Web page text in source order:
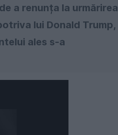
a renunța la urmărirea
lui Donald Trump,
ales s-a